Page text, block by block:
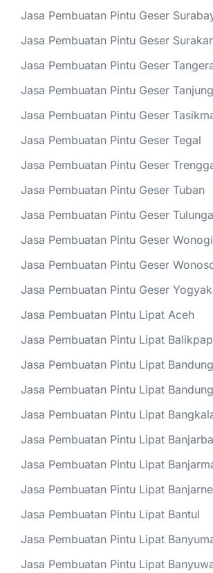
Jasa Pembuatan Pintu Geser
Jasa Pembuatan Pintu Geser
Jasa Pembuatan Pintu Geser
Jasa Pembuatan Pintu Geser
Jasa Pembuatan Pintu Geser
Jasa Pembuatan Pintu Geser Tegal
Jasa Pembuatan Pintu Geser
Jasa Pembuatan Pintu Geser Tuban
Jasa Pembuatan Pintu Geser
Jasa Pembuatan Pintu Geser
Jasa Pembuatan Pintu Geser
Jasa Pembuatan Pintu Geser
Jasa Pembuatan Pintu Lipat Aceh
Jasa Pembuatan Pintu Lipat
Jasa Pembuatan Pintu Lipat Bandung
Jasa Pembuatan Pintu Lipat
Jasa Pembuatan Pintu Lipat
Jasa Pembuatan Pintu Lipat
Jasa Pembuatan Pintu Lipat
Jasa Pembuatan Pintu Lipat
Jasa Pembuatan Pintu Lipat Bantul
Jasa Pembuatan Pintu Lipat
Jasa Pembuatan Pintu Lipat